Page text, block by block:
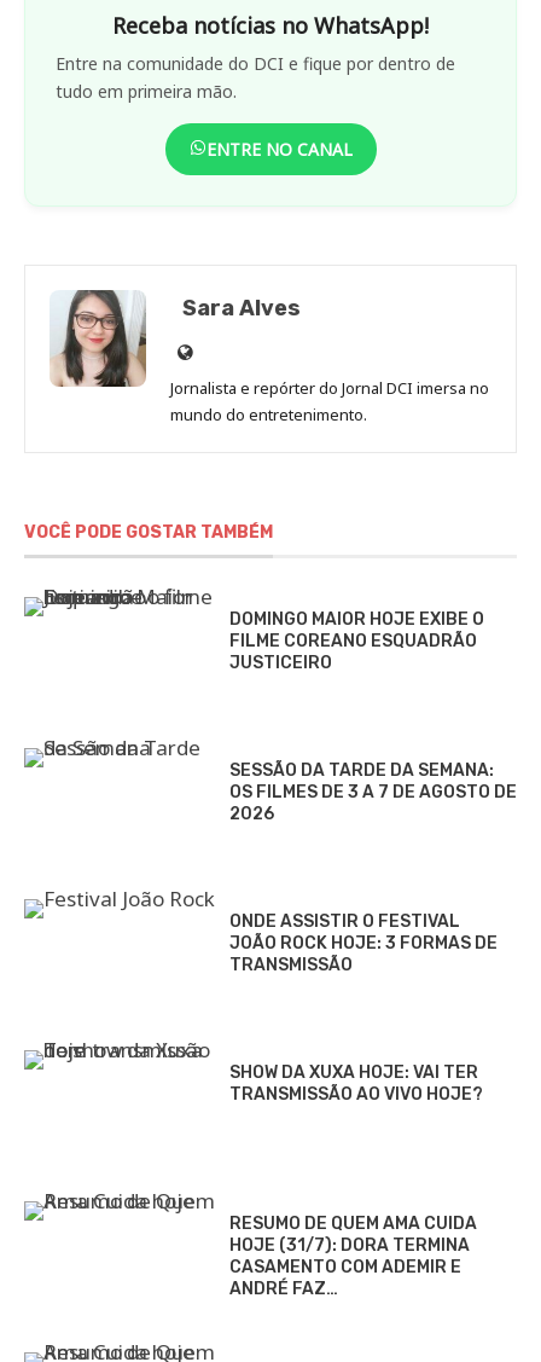
Receba notícias no WhatsApp!
Entre na comunidade do DCI e fique por dentro de
tudo em primeira mão.
ENTRE NO CANAL
Sara Alves
Site
de
Sara
Jornalista e repórter do Jornal DCI imersa no
mundo do entretenimento.
VOCÊ PODE GOSTAR TAMBÉM
DOMINGO MAIOR HOJE EXIBE O
FILME COREANO ESQUADRÃO
JUSTICEIRO
SESSÃO DA TARDE DA SEMANA:
OS FILMES DE 3 A 7 DE AGOSTO DE
2026
ONDE ASSISTIR O FESTIVAL
JOÃO ROCK HOJE: 3 FORMAS DE
TRANSMISSÃO
SHOW DA XUXA HOJE: VAI TER
TRANSMISSÃO AO VIVO HOJE?
RESUMO DE QUEM AMA CUIDA
HOJE (31/7): DORA TERMINA
CASAMENTO COM ADEMIR E
ANDRÉ FAZ…